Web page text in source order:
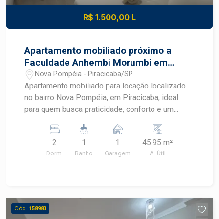
R$ 1.500,00 L
Apartamento mobiliado próximo a
Faculdade Anhembi Morumbi em
Piracicaba
Nova Pompéia - Piracicaba/SP
Apartamento mobiliado para locação localizado
no bairro Nova Pompéia, em Piracicaba, ideal
para quem busca praticidade, conforto e um
planejados, mobiliário completo e excelente
aproveitamento dos espaços, este apartamento
oferece uma rotina mais funcional em uma região
americana integrada aos ambientes - Geladeira,
cooktop e micro-ondas - Máquina de lavar -
2
Dorm.
1
Banho
1
Garagem
45.95 m²
A. Útil
Cód. 158983